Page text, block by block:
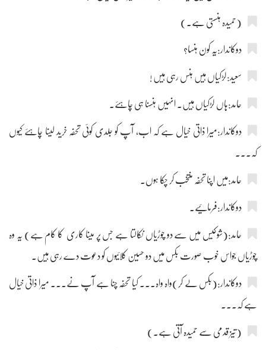
(حمیدہ ہنستی ہے۔)
دوکاندار:یہ کون ہنسا؟
سعید:لڑکیاں ہیں ہنس رہی ہیں !
حامد:ہاں لڑکیاں ہیں۔ انہیں ہنسنا ہی چاہئے۔
دوکاندار:میرا ذاتی خیال ہے کہ اب، آپ کو جلدی کوئی تحفہ خرید لینا چاہئے کیوں
کہ۔۔۔
حامد:میں اپنا تحفہ منتخب کر چکا ہوں۔
دوکاندار:فرمائیے۔
حامد:(شوکیس میں سے دو چوڑیاں نکالتا ہے جس پر مینا کاری کا کام ہے) یہ وہ
چوڑیاں جواس خوب صورت بکس میں دو حسین کلائیوں کو دعوت دے رہی ہیں۔
دوکاندار:(بکس لے کر)واہ واہ۔۔۔ کیا تحفہ چنا ہے آپ نے۔۔۔ میرا ذاتی خیال
ہے کہ۔۔۔
(تیز قدمی سے حمیدہ آتی ہے۔)